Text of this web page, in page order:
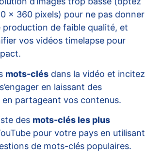
x 360 pixels) pour ne pas donner
production de faible qualité, et
vos vidéos timelapse pour
mots-clés dans la vidéo et incitez
en laissant des
partageant vos contenus.
des mots-clés les plus
pour votre pays en utilisant
de mots-clés populaires.